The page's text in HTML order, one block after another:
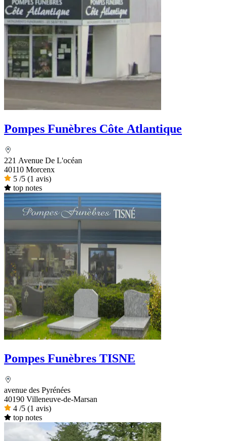
Pompes Funèbres Côte Atlantique
221 Avenue De L'océan
40110 Morcenx
5 /5 (1 avis)
top notes
Pompes Funèbres TISNE
avenue des Pyrénées
40190 Villeneuve-de-Marsan
4 /5 (1 avis)
top notes